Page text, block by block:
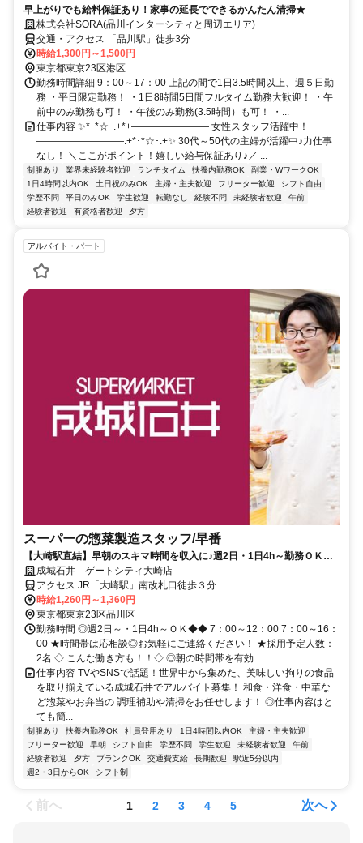
早上がりでも給料保証あり！家事の延長でできるかんたん清掃★
株式会社SORA(品川インターシティと周辺エリア)
交通・アクセス 「品川駅」徒歩3分
時給1,300円～1,500円
東京都東京23区港区
勤務時間詳細 9：00～17：00 上記の間で1日3.5時間以上、週５日勤
務 ・平日限定勤務！ ・1日8時間5日間フルタイム勤務大歓迎！ ・午
前中のみ勤務も可！ ・午後のみ勤務(3.5時間）も可！ ・...
仕事内容 ✨*･*☆･.+*+―――――――― 女性スタッフ活躍中！
―――――――――.+*･*☆･.+✨ 30代～50代の主婦が活躍中♪力仕事
なし！ ＼ここがポイント！嬉しい給与保証あり♪／ ...
制服あり 業界未経験者歓迎 ランチタイム 扶養内勤務OK
副業・WワークOK
1日4時間以内OK
土日祝のみOK 主婦・主夫歓迎 フリーター歓迎
シフト自由
学歴不問
平日のみOK 学生歓迎 転勤なし 経験不問 未経験者歓迎
午前
経験者歓迎
有資格者歓迎 夕方
アルバイト・パート
スーパーの惣菜製造スタッフ/早番
【大崎駅直結】早朝のスキマ時間を収入に♪週2日・1日4h～勤務ＯＫ｜1
日のスタートを有効活用しませんか？
成城石井 ゲートシティ大崎店
アクセス JR「大崎駅」南改札口徒歩３分
時給1,260円～1,360円
東京都東京23区品川区
勤務時間 ◎週2日～・1日4h～ＯＫ◆◆ 7：00～12：00 7：00～16：
00 ★時間帯は応相談◎お気軽にご連絡ください！ ★採用予定人数：
2名 ◇ こんな働き方も！！◇ ◎朝の時間帯を有効...
仕事内容 TVやSNSで話題！世界中から集めた、美味しい拘りの食品
を取り揃えている成城石井でアルバイト募集！ 和食・洋食・中華な
ど惣菜やお弁当の 調理補助や清掃をお任せします！ ◎仕事内容はと
ても簡...
制服あり 扶養内勤務OK 社員登用あり 1日4時間以内OK
主婦・主夫歓迎
フリーター歓迎
早朝 シフト自由 学歴不問 学生歓迎 未経験者歓迎
午前
経験者歓迎
夕方 ブランクOK 交通費支給 長期歓迎
駅近5分以内
週2・3日からOK
シフト制
前へ 1 2 3 4 5 次へ